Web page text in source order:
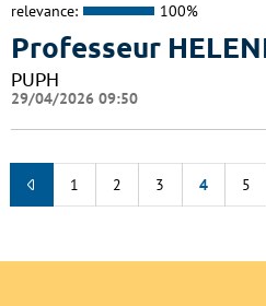
relevance: 100%
Professeur
PUPH
29/04/2026 09:50
1 2 3 4 5